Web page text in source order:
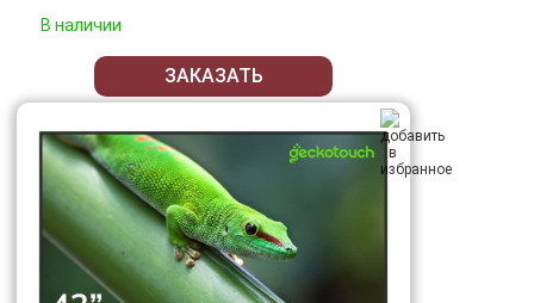
В наличии
ЗАКАЗАТЬ